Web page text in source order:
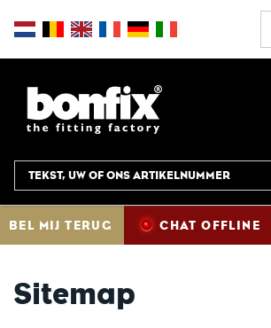
BEL MIJ TERUG CHAT OFFLINE
Sitemap